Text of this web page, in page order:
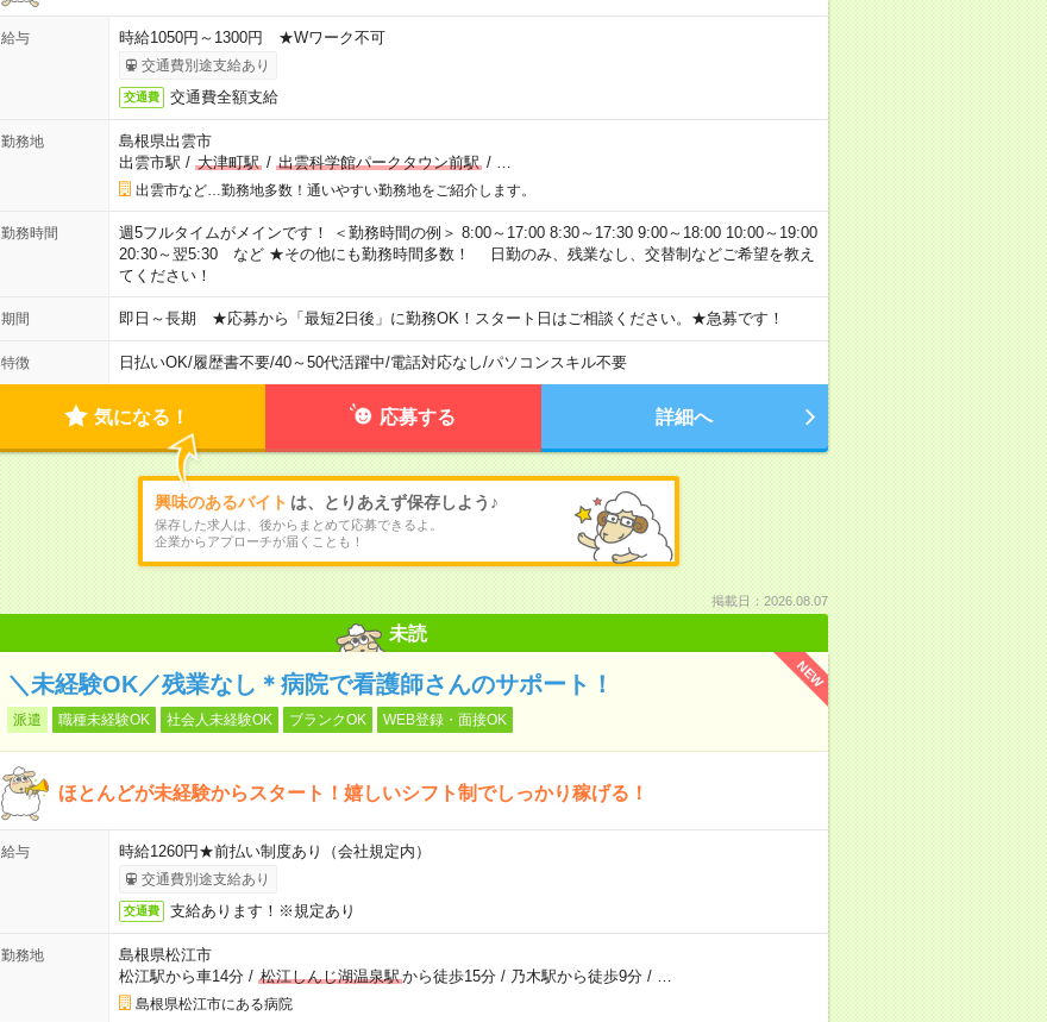
給与 時給1050円～1300円 ★Wワーク不可
交通費別途支給あり
交通費 交通費全額支給
勤務地
島根県出雲市
出雲市駅 / 大津町駅/ 出雲科学館パークタウン前駅/
出雲市など…勤務地多数！通いやすい勤務地をご紹介します。
勤務時間
週5フルタイムがメインです！ ＜勤務時間の例＞ 8:00～17:00 8:30～17:30 9:00～18:00 10:00～19:00
20:30～翌5:30 など ★その他にも勤務時間多数！ 日勤のみ、残業なし、交替制などご希望を教え
てください！
期間 即日～長期 ★応募から「最短2日後」に勤務OK！スタート日はご相談ください。★急募です！
特徴 日払いOK/履歴書不要/40～50代活躍中/電話対応なし/パソコンスキル不要
気になる！ 応募する 詳細へ
興味のあるバイト は、とりあえず保存しよう♪
保存した求人は、後からまとめて応募できるよ。
企業からアプローチが届くことも！
掲載日：2026.08.07
未読
NEW
＼未経験OK／残業なし＊病院で看護師さんのサポート！
派遣 職種未経験OK 社会人未経験OK ブランクOK WEB登録・面接OK
ほとんどが未経験からスタート！嬉しいシフト制でしっかり稼げる！
給与 時給1260円★前払い制度あり（会社規定内）
交通費別途支給あり
交通費 支給あります！※規定あり
勤務地
島根県松江市
松江駅から車14分/ 松江しんじ湖温泉駅から徒歩15分/ 乃木駅から徒歩9分/
島根県松江市にある病院